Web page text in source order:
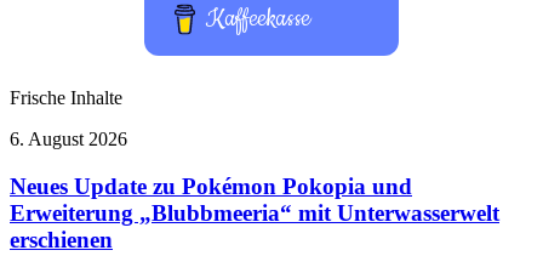
Kaffeekasse
Frische Inhalte
Neues
zu
Pokémon
Pokopia
und
6. August 2026
Neues Update zu Pokémon Pokopia und
Erweiterung „Blubbmeeria“ mit Unterwasserwelt
erschienen